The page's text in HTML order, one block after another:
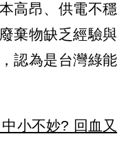
高昂、供電不穩
棄物缺乏經驗與
認為是台灣綠能
小不妙? 回血又